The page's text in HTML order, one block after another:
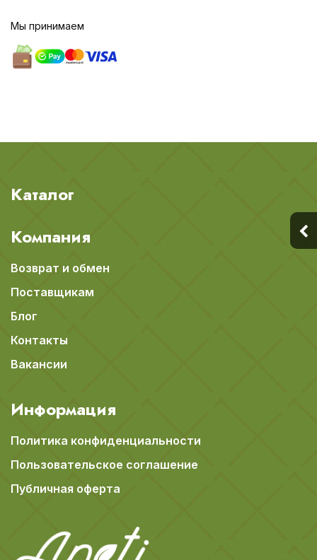
Мы принимаем
Каталог
Компания
Возврат и обмен
Поставщикам
Блог
Контакты
Вакансии
Информация
Политика конфиденциальности
Пользовательское соглашение
Публичная оферта